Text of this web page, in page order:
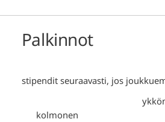
Palkinnot
stipendit seuraavasti, jos
ykkönen
kolmonen